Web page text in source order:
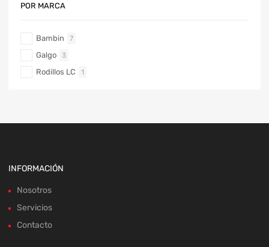
POR MARCA
Bambin 7
Galgo 3
Rodillos LC 1
INFORMACIÓN
Nosotros
Servicios
Contacto